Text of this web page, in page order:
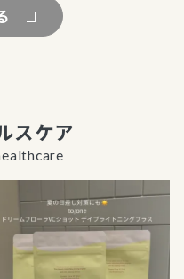
スケア